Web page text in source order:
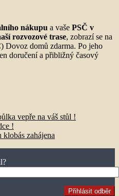
nákupu a vaše PSČ v
rozvozové trase, zobrazí se na
Dovoz domů zdarma. Po jeho
doručení a přibližný časový
vepře na váš stůl !
!
zahájena